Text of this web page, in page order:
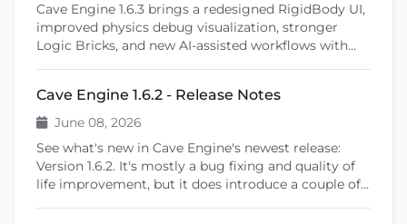
Cave Engine 1.6.3 brings a redesigned RigidBody UI,
improved physics debug visualization, stronger
Logic Bricks, and new AI-assisted workflows with
learning tools, and previews upcoming features like
shader editing and ragdoll physics.
Cave Engine 1.6.2 - Release Notes
June 08, 2026
See what's new in Cave Engine's newest release:
Version 1.6.2. It's mostly a bug fixing and quality of
life improvement, but it does introduce a couple of